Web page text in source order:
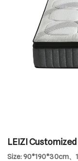
LEIZI
Size: 90*190*30cm